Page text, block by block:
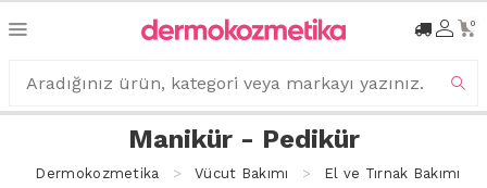
0
Manikür - Pedikür
Dermokozmetika Vücut Bakımı
El ve Tırnak Bakımı